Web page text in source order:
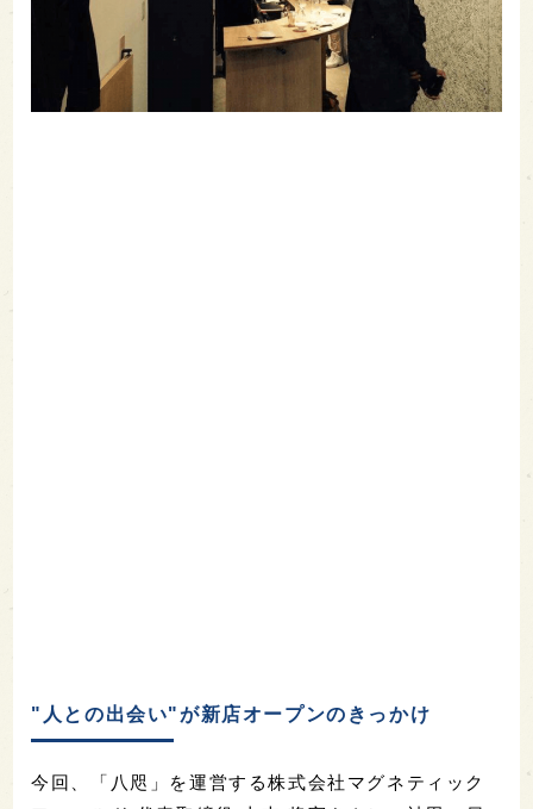
"人との出会い"が新店オープンのきっかけ
今回、「八咫」を運営する株式会社マグネティック